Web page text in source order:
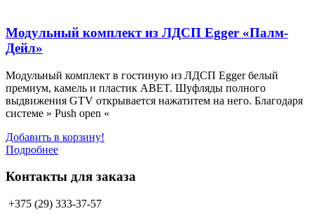
Модульный комплект из ЛДСП Egger «Палм-
Дейл»
Модульный комплект в гостиную из ЛДСП Egger белый
премиум, камель и пластик ABET. Шуфляды полного
выдвижения GTV открывается нажатитем на него. Благодаря
системе » Push open «
Добавить в корзину!
Подробнее
Контакты для заказа
+375 (29) 333-37-57